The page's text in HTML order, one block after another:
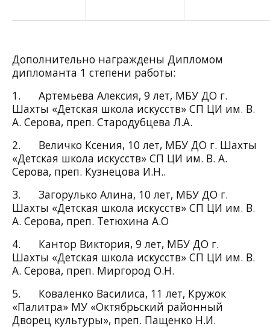
Дополнительно награждены Дипломом
дипломанта 1 степени работы:
1. Артемьева Алексия, 9 лет, МБУ ДО г.
Шахты «Детская школа искусств» СП ЦИ им. В.
А. Серова, преп. Стародубцева Л.А.
2. Величко Ксения, 10 лет, МБУ ДО г. Шахты
«Детская школа искусств» СП ЦИ им. В. А.
Серова, преп. Кузнецова И.Н..
3. Загорулько Алина, 10 лет, МБУ ДО г.
Шахты «Детская школа искусств» СП ЦИ им. В.
А. Серова, преп. Тетюхина А.О
4. Кантор Виктория, 9 лет, МБУ ДО г.
Шахты «Детская школа искусств» СП ЦИ им. В.
А. Серова, преп. Миргород О.Н.
5. Коваленко Василиса, 11 лет, Кружок
«Палитра» МУ «Октябрьский районный
Дворец культуры», преп. Пащенко Н.И.